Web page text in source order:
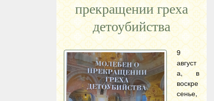
прекращении греха
детоубийства
9
август
а, в
воскре
сенье,